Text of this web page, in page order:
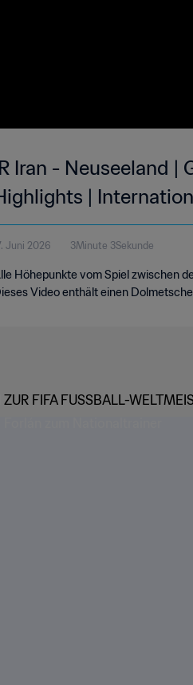
Iran - Neuseeland |
|
Juni 2026 3Minute 3Sekunde
Höhepunkte vom Spiel zwischen
Video enthält einen
FIFA FUSSBALL-